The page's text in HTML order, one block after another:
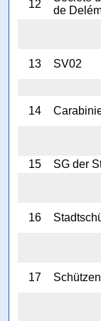
12
de
13 SV02
14
15
SG der
16
17